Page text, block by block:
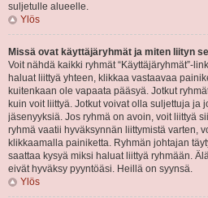
suljetulle alueelle.
Ylös
Missä ovat käyttäjäryhmät ja miten liityn
Voit nähdä kaikki ryhmät “Käyttäjäryhmät”-
haluat liittyä yhteen, klikkaa vastaavaa
kuitenkaan ole vapaata pääsyä. Jotkut
kuin voit liittyä. Jotkut voivat olla suljettuja ja
jäsenyyksiä. Jos ryhmä on avoin, voit liittyä
ryhmä vaatii hyväksynnän liittymistä varten,
klikkaamalla painiketta. Ryhmän johtajan
saattaa kysyä miksi haluat liittyä ryhmään.
eivät hyväksy pyyntöäsi. Heillä on syynsä.
Ylös